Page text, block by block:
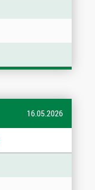
16.05.2026